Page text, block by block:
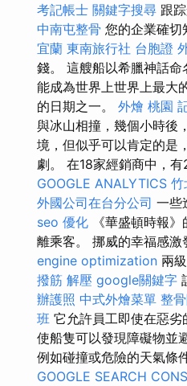
考記帳士 關鍵字搜尋 跟
中南屯整骨 您的企業確切
宜蘭 東南旅行社 台胞證
錢。 這艘船以希臘神話
能成為世界上世界上最大
的日期之一。 外燴 桃園
與冰山相撞，幾個小時後
境，但似乎可以肯定的是
劇。 在18家經銷商中，
GOOGLE ANALYTICS 竹
外國公司在台分公司 一些
seo 優化 《華盛頓時報
離乘客。 挪威的幸福感激
engine optimization 兩
撥筋 解壓 google關鍵字
辦護照 中式外燴菜單 整
班 它允許員工即使在惡劣
使船隻可以發現障礙物並
例如碰撞或危險的天氣條
GOOGLE SEARCH